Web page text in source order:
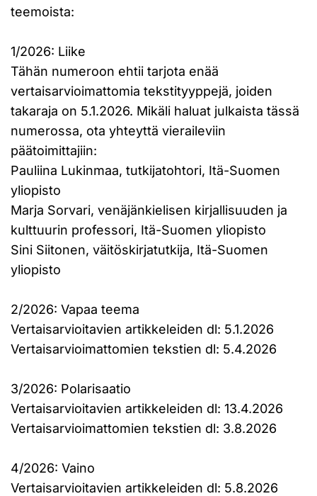
teemoista:
1/2026: Liike
Tähän numeroon ehtii tarjota enää
vertaisarvioimattomia tekstityyppejä, joiden
takaraja on 5.1.2026. Mikäli haluat julkaista tässä
numerossa, ota yhteyttä vieraileviin
päätoimittajiin:
Pauliina Lukinmaa, tutkijatohtori, Itä-Suomen
yliopisto
Marja Sorvari, venäjänkielisen kirjallisuuden ja
kulttuurin professori, Itä-Suomen yliopisto
Sini Siitonen, väitöskirjatutkija, Itä-Suomen
yliopisto
2/2026: Vapaa teema
Vertaisarvioitavien artikkeleiden dl: 5.1.2026
Vertaisarvioimattomien tekstien dl: 5.4.2026
3/2026: Polarisaatio
Vertaisarvioitavien artikkeleiden dl: 13.4.2026
Vertaisarvioimattomien tekstien dl: 3.8.2026
4/2026: Vaino
Vertaisarvioitavien artikkeleiden dl: 5.8.2026